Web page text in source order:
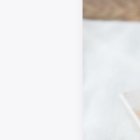
Accompagnement